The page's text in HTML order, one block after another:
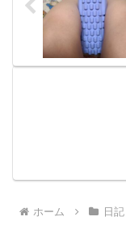
ホーム 日記